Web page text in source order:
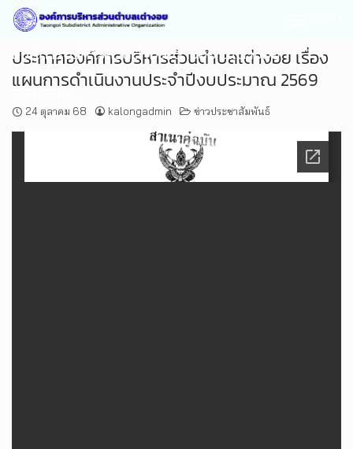
องค์การบริหารส่วนตำบลเต่างอย อ.เต่างอย
จ.สกลนคร
ประกาศองค์การบริหารส่วนตำบลเต่างอย เรื่อง
แผนการดำเนินงานประจำปีงบประมาณ 2569
24 ตุลาคม 68 kalongadmin ข่าวประชาสัมพันธ์